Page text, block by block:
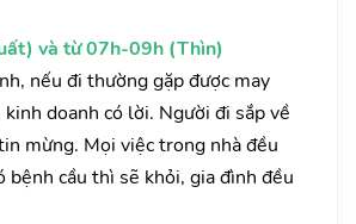
và từ 07h-09h (Thìn)
nếu đi thường gặp được may
kinh doanh có lời. Người đi sắp về
mừng. Mọi việc trong nhà đều
bệnh cầu thì sẽ khỏi, gia đình đều